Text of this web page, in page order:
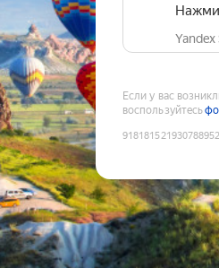
Если у вас
воспользуйтесь